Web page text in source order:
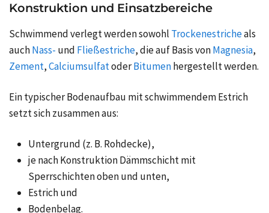
Konstruktion und Einsatzbereiche
Schwimmend verlegt werden sowohl Trockenestricheals
auchNass- und Fließestriche, die auf Basis vonMagnesia,
Zement,CalciumsulfatoderBitumenhergestellt werden.
Ein typischer Bodenaufbau mit schwimmendem Estrich
setzt sich zusammen aus:
Untergrund (z. B. Rohdecke),
je nach Konstruktion Dämmschicht mit
Sperrschichten oben und unten,
Estrich und
Bodenbelag.